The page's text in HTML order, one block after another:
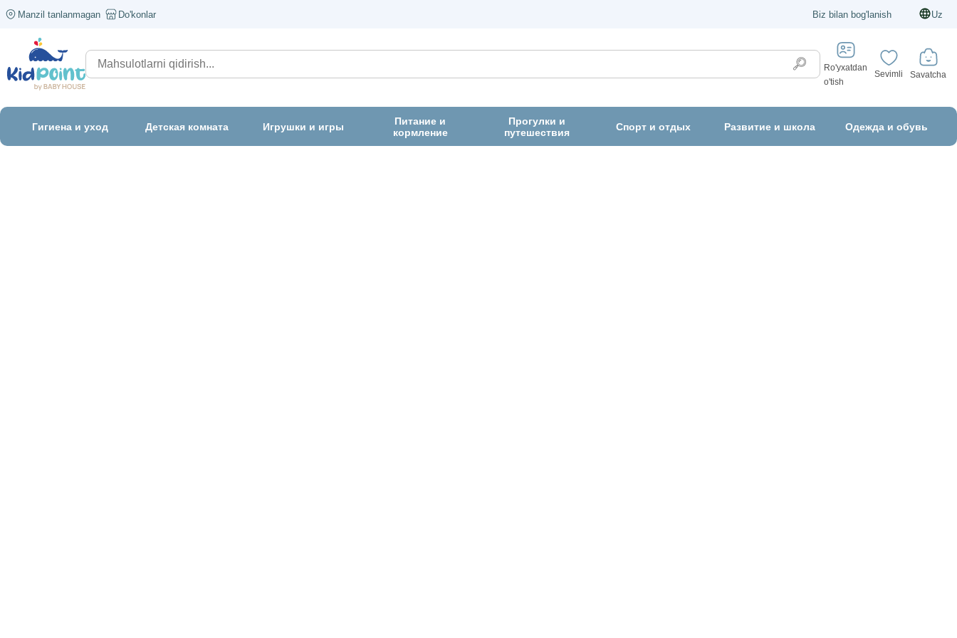
Manzil tanlanmagan Do'konlar Biz bilan bog'lanish Uz
Ro'yxatdan
o'tish
Sevimli Savatcha
Гигиена и уход Детская комната Игрушки и игры
Питание и
кормление
Прогулки и
путешествия
Спорт и отдых Развитие и школа Одежда и обувь